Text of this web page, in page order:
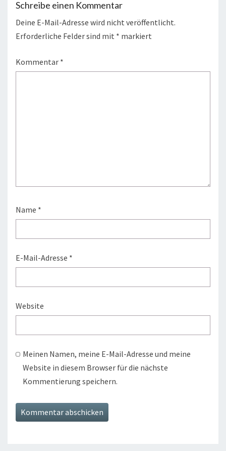
Schreibe einen Kommentar
Deine E-Mail-Adresse wird nicht veröffentlicht.
Erforderliche Felder sind mit * markiert
Kommentar *
Name *
E-Mail-Adresse *
Website
Meinen Namen, meine E-Mail-Adresse und meine
Website in diesem Browser für die nächste
Kommentierung speichern.